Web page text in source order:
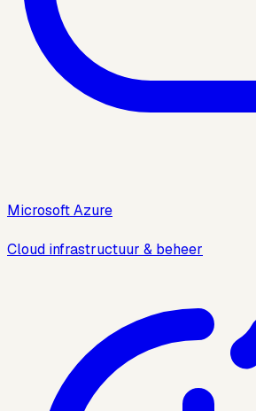
Microsoft Azure
Cloud infrastructuur & beheer